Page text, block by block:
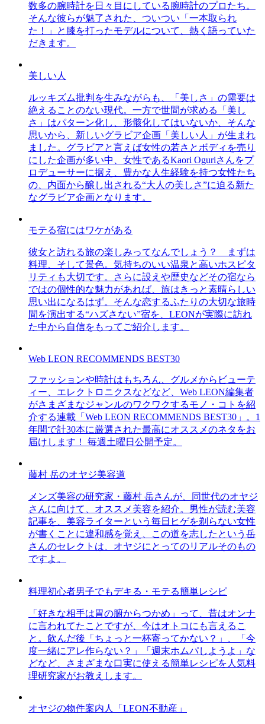
数多の腕時計を日々目にしている腕時計のプロたち。
そんな彼らが魅了された、ついつい「一本取られ
た！」と膝を打ったモデルについて、熱く語っていた
だきます。
美しい人
ルッキズム批判を生みながらも、「美しさ」の需要は
絶えることのない現代。一方で世間が求める「美し
さ」はパターン化し、形骸化してはいないか、そんな
思いから、新しいグラビア企画「美しい人」が生まれ
ました。グラビアと言えば女性の若さとボディを売り
にした企画が多い中、女性であるKaori Oguriさんをプ
ロデューサーに据え、豊かな人生経験を持つ女性たち
の、内面から醸し出される“大人の美しさ”に迫る新た
なグラビア企画となります。
モテる宿にはワケがある
彼女と訪れる旅の楽しみってなんでしょう？ まずは
料理、そして景色。気持ちのいい温泉と高いホスピタ
リティも大切です。さらに設えや歴史などその宿なら
ではの個性的な魅力があれば、旅はきっと素晴らしい
思い出になるはず。そんな恋するふたりの大切な旅時
間を演出する“ハズさない”宿を、LEONが実際に訪れ
た中から自信をもってご紹介します。
Web LEON RECOMMENDS BEST30
ファッションや時計はもちろん、グルメからビューテ
ィー、エレクトロニクスなどなど、Web LEON編集者
がさまざまなジャンルのワクワクするモノ・コトを紹
介する連載「Web LEON RECOMMENDS BEST30」。1
年間で計30本に厳選された最高にオススメのネタをお
届けします！ 毎週土曜日公開予定。
藤村 岳のオヤジ美容道
メンズ美容の研究家・藤村 岳さんが、同世代のオヤジ
さんに向けて、オススメ美容を紹介。男性が読む美容
記事を、美容ライターという毎日ヒゲを剃らない女性
が書くことに違和感を覚え、この道を志したという岳
さんのセレクトは、オヤジにとってのリアルそのもの
ですよ。
料理初心者男子でもデキる・モテる簡単レシピ
「好きな相手は胃の腑からつかめ」って、昔はオンナ
に言われてたことですが、今はオトコにも言えるこ
と。飲んだ後「ちょっと一杯寄ってかない？」、「今
度一緒にアレ作らない？」「週末ホムパしようよ」な
どなど、さまざまな口実に使える簡単レシピを人気料
理研究家がお教えします。
オヤジの物件案内人「LEON不動産」